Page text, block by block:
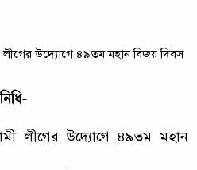
লীগের উদ্যোগে ৪৯তম মহান বিজয় দিবস
লীগের উদ্যোগে ৪৯তম মহান